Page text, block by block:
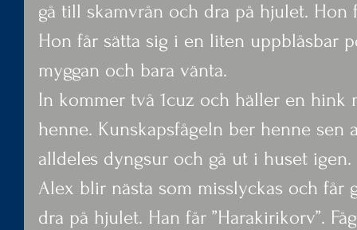
gå till skamvrån och dra på hjulet. Hon
Hon får sätta sig i en liten uppblåsbar
myggan och bara vänta.
In kommer två 1cuz och häller en
henne. Kunskapsfågeln ber henne sen
alldeles dyngsur och gå ut i huset igen.
Alex blir nästa som misslyckas och får
dra på hjulet. Han får ”Harakirikorv”.